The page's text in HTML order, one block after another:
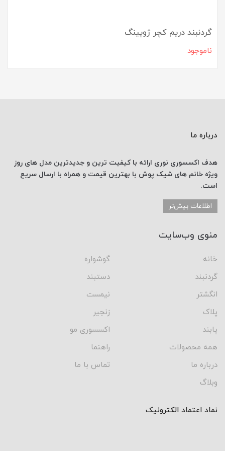
گردنبند دریم کچر ژوپینگ
ناموجود
درباره ما
هدف اکسسوری نوری ارائه با کیفیت ترین و جدیدترین مدل های روز
ویژه خانم های شیک پوش با بهترین قیمت و همراه با ارسال سریع
است.
اطلاعات بیش‌تر
منوی وب‌سایت
خانه
گوشواره
گردنبند
دستبند
انگشتر
نیمست
پلاک
زنجیر
پابند
اکسسوری مو
همه محصولات
راهنما
درباره ما
تماس با ما
وبلاگ
نماد اعتماد الکترونیک